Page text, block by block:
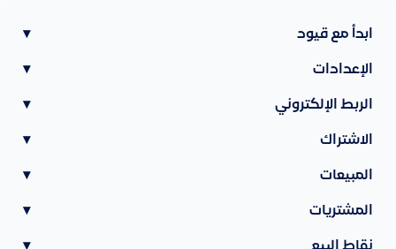
ابدأ مع قيود ▾
الإعدادات ▾
الربط الإلكتروني ▾
الاشتراك ▾
المبيعات ▾
المشتريات ▾